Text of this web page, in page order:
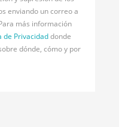
enviando un correo a
más información
de Privacidaddonde
dónde, cómo y por